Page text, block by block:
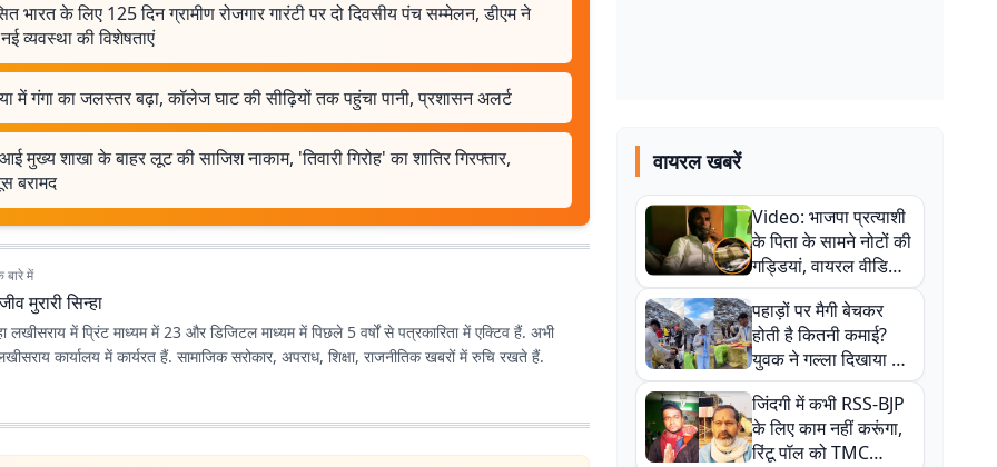
भारत के लिए 125 दिन ग्रामीण रोजगार गारंटी पर दो दिवसीय पंच सम्मेलन, डीएम ने
व्यवस्था की विशेषताएं
में गंगा का जलस्तर बढ़ा, कॉलेज घाट की सीढ़ियों तक पहुंचा पानी, प्रशासन अलर्ट
मुख्य शाखा के बाहर लूट की साजिश नाकाम, 'तिवारी गिरोह' का शातिर गिरफ्तार,
बरामद
में
मुरारी सिन्हा
लखीसराय में प्रिंट माध्यम में 23 और डिजिटल माध्यम में पिछले 5 वर्षों से पत्रकारिता में एक्टिव हैं. अभी
कार्यालय में कार्यरत हैं. सामाजिक सरोकार, अपराध, शिक्षा, राजनीतिक खबरों में रुचि रखते हैं.
वायरल खबरें
Video: भाजपा प्रत्याशी
के पिता के सामने नोटों की
गड्डियां, वायरल वीडियो
से राजनीति में उबाल,
अजित महतो बोले- TMC
की गंदी चाल
पहाड़ों पर मैगी बेचकर
होती है कितनी कमाई?
युवक ने गल्ला दिखाया तो
नौकरी वालों के खड़े हो गए
कान
जिंदगी में कभी RSS-BJP
के लिए काम नहीं करूंगा,
रिंटू पॉल को TMC